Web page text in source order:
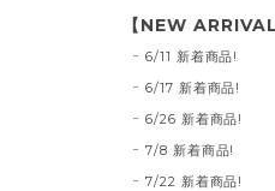
【NEW ARRIVAL
6/11 新着商品!
6/17 新着商品!
6/26 新着商品!
7/8 新着商品!
7/22 新着商品!